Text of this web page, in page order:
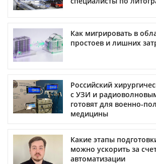
Как мигрировать в
простоев и лишних
Российский
с УЗИ и
готовят для военно-
медицины
Какие этапы
можно ускорить за
автоматизации